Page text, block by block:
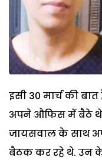
इसी 30 मार्च की
अपने औफिस में बैठे थे.
जायसवाल के साथ
बैठक कर रहे थे. उन